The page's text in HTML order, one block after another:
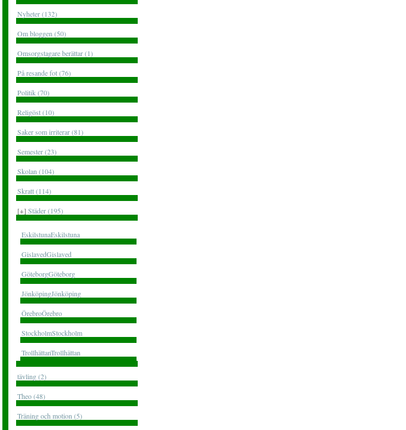
Nyheter (132)
Om bloggen (50)
Omsorgstagare berättar (1)
På resande fot (76)
Politik (70)
Religöst (10)
Saker som irriterar (81)
Semester (23)
Skolan (104)
Skratt (114)
[+] Städer (195)
EskilstunaEskilstuna
GislavedGislaved
GöteborgGöteborg
JönköpingJönköping
ÖrebroÖrebro
StockholmStockholm
TrollhättanTrollhättan
tävling (2)
Theo (48)
Träning och motion (5)